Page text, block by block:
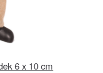
6 x 10 cm